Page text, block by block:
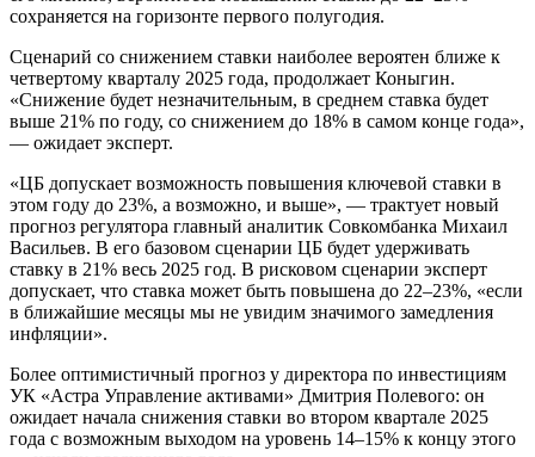
сохраняется на горизонте первого полугодия.
Сценарий со снижением ставки наиболее вероятен ближе к
четвертому кварталу 2025 года, продолжает Коныгин.
«Снижение будет незначительным, в среднем ставка будет
выше 21% по году, со снижением до 18% в самом конце года»,
— ожидает эксперт.
«ЦБ допускает возможность повышения ключевой ставки в
этом году до 23%, а возможно, и выше», — трактует новый
прогноз регулятора главный аналитик Совкомбанка Михаил
Васильев. В его базовом сценарии ЦБ будет удерживать
ставку в 21% весь 2025 год. В рисковом сценарии эксперт
допускает, что ставка может быть повышена до 22–23%, «если
в ближайшие месяцы мы не увидим значимого замедления
инфляции».
Более оптимистичный прогноз у директора по инвестициям
УК «Астра Управление активами» Дмитрия Полевого: он
ожидает начала снижения ставки во втором квартале 2025
года с возможным выходом на уровень 14–15% к концу этого